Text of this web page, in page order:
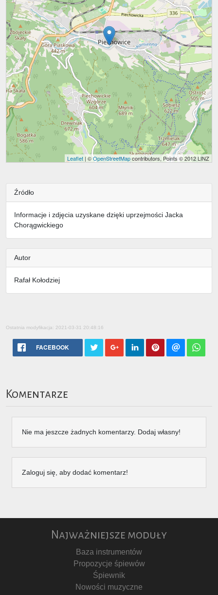
Leaflet | ©OpenStreetMapcontributors, Points © 2012 LINZ
Źródło
Informacje i zdjęcia uzyskane dzięki uprzejmości Jacka
Chorągwickiego
Autor
Rafał Kołodziej
Ostatnia modyfikacja: 2021-03-31 20:48:16
FACEBOOK
Komentarze
Nie ma jeszcze żadnych komentarzy. Dodaj własny!
Zaloguj się, aby dodać komentarz!
Najważniejsze moduły
Baza instrumentów
Propozycje śpiewów
Śpiewnik
Nowości muzyczne